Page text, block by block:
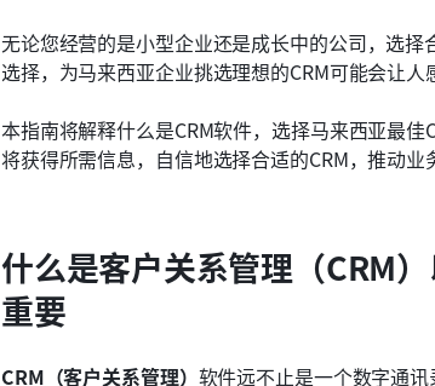
无论您经营的是小型企业还是成长中的公司，选
选择，为马来西亚企业挑选理想的CRM可能会让人
本指南将解释什么是CRM软件，选择马来西亚最
将获得所需信息，自信地选择合适的CRM，推动业
什么是客户关系管理（CRM
重要
CRM（客户关系管理） 软件远不止是一个数字通